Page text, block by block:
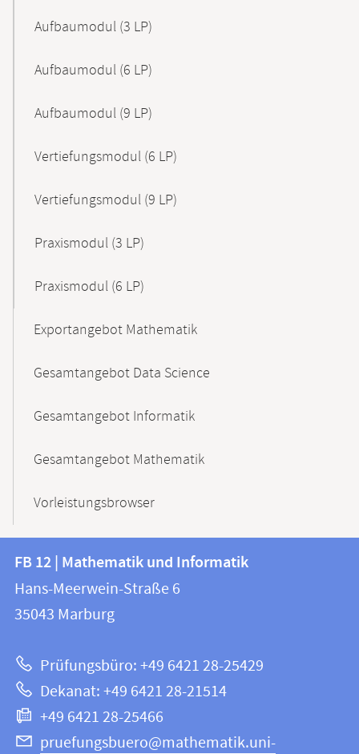
Aufbaumodul (3 LP)
Aufbaumodul (6 LP)
Aufbaumodul (9 LP)
Vertiefungsmodul (6 LP)
Vertiefungsmodul (9 LP)
Praxismodul (3 LP)
Praxismodul (6 LP)
Exportangebot Mathematik
Gesamtangebot Data Science
Gesamtangebot Informatik
Gesamtangebot Mathematik
Vorleistungsbrowser
Kontakt
und
Informationen
Website
FB
12
|
und
Informatik
FB 12 | Mathematik und Informatik
Hans-Meerwein-Straße 6
35043 Marburg
Prüfungsbüro: +49 6421 28-25429
Dekanat: +49 6421 28-21514
+49 6421 28-25466
pruefungsbuero@mathematik.uni-